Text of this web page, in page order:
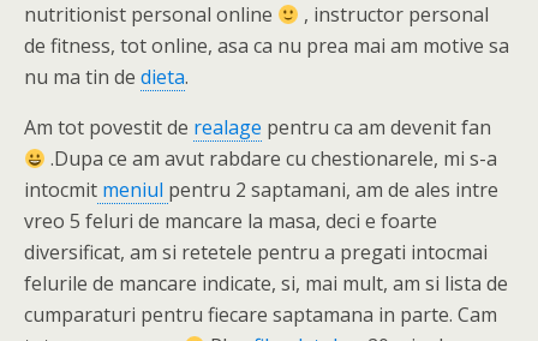
nutritionist personal online
, instructor personal
de fitness, tot online, asa ca nu prea mai am motive sa
nu ma tin de dieta.
Am tot povestit de realage pentru ca am devenit fan
.Dupa ce am avut rabdare cu chestionarele, mi s-a
intocmit meniul pentru 2 saptamani, am de ales intre
vreo 5 feluri de mancare la masa, deci e foarte
diversificat, am si retetele pentru a pregati intocmai
felurile de mancare indicate, si, mai mult, am si lista de
cumparaturi pentru fiecare saptamana in parte. Cam